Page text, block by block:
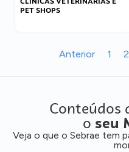
PET SHOPS
Anterior 1 2
Conteúdos
o seu
Veja o que o Sebrae tem